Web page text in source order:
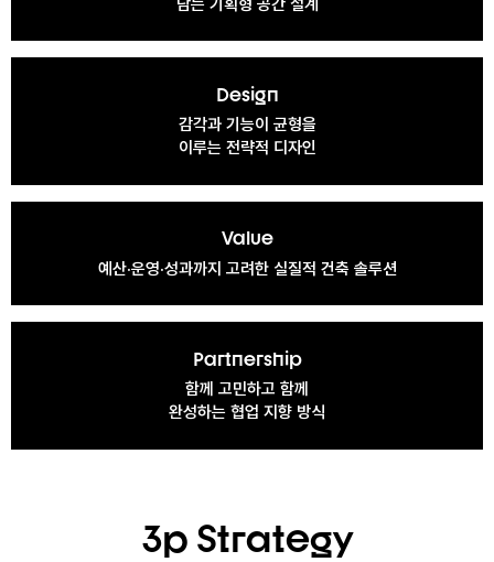
Design
감각과 기능이 균형을
이루는 전략적 디자인
Value
예산·운영·성과까지 고려한 실질적 건축 솔루션
Partnership
함께 고민하고 함께
완성하는 협업 지향 방식
3p Strategy